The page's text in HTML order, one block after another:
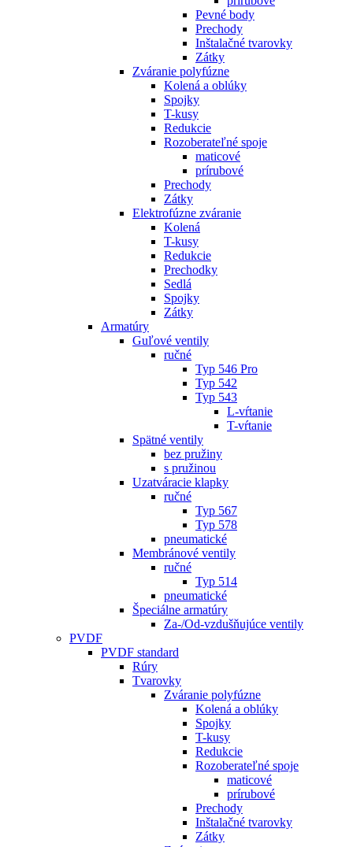
Pevné body
Prechody
Inštalačné tvarovky
Zátky
Zváranie polyfúzne
Kolená a oblúky
Spojky
T-kusy
Redukcie
Rozoberateľné spoje
maticové
prírubové
Prechody
Zátky
Elektrofúzne zváranie
Kolená
T-kusy
Redukcie
Prechodky
Sedlá
Spojky
Zátky
Armatúry
Guľové ventily
ručné
Typ 546 Pro
Typ 542
Typ 543
L-vŕtanie
T-vŕtanie
Spätné ventily
bez pružiny
s pružinou
Uzatváracie klapky
ručné
Typ 567
Typ 578
pneumatické
Membránové ventily
ručné
Typ 514
pneumatické
Špeciálne armatúry
Za-/Od-vzdušňujúce ventily
PVDF
PVDF standard
Rúry
Tvarovky
Zváranie polyfúzne
Kolená a oblúky
Spojky
T-kusy
Redukcie
Rozoberateľné spoje
maticové
prírubové
Prechody
Inštalačné tvarovky
Zátky